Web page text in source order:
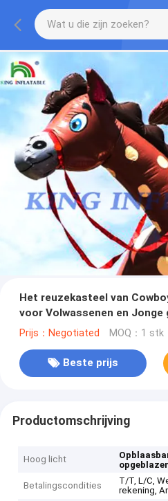
Het reuzekasteel van
voor Volwassenen en
Prijs：Negotiated MOQ：1 stk
Beste prijs
Productomschrijving
Hoog licht
Betalingscondities
T/T, L/C,
rekening,